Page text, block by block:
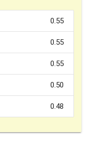
0.55
0.55
0.55
0.50
0.48